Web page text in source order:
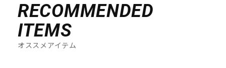
RECOMMENDED
ITEMS
オススメアイテム